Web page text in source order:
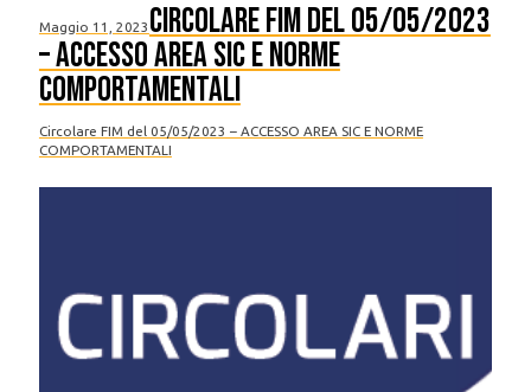
Maggio 11, 2023Circolare FIM del 05/05/2023
– ACCESSO AREA SIC E NORME
COMPORTAMENTALI
Circolare FIM del 05/05/2023 – ACCESSO AREA SIC E NORME
COMPORTAMENTALI